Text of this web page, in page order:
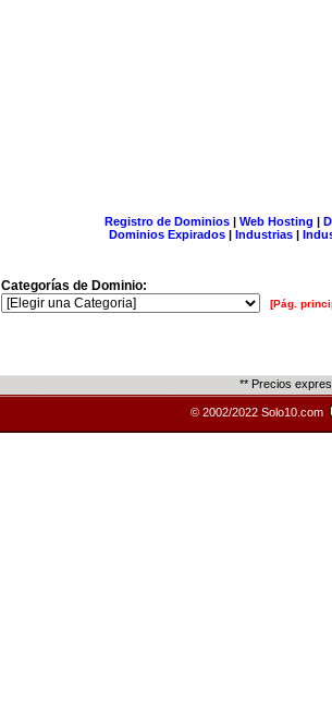
Registro de Dominios| Web Hosting |
Dominios Expirados | Industrias |
Categorías de Dominio:
[Pág.
** Precios
© 2002/2022 Solo10.com